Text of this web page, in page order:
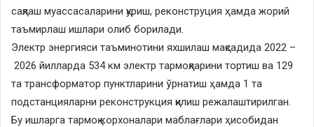
сақлаш муассасаларини қуриш, реконструция ҳамда жорий
таъмирлаш ишлари олиб борилади.
Электр энергияси таъминотини яхшилаш мақсадида 2022 –
2026 йилларда 534 км электр тармоқларини тортиш ва 129
та трансформатор пунктларини ўрнатиш ҳамда 1 та
подстанцияларни реконструкция қилиш режалаштирилган.
Бу ишларга тармоқ корхоналари маблағлари ҳисобидан